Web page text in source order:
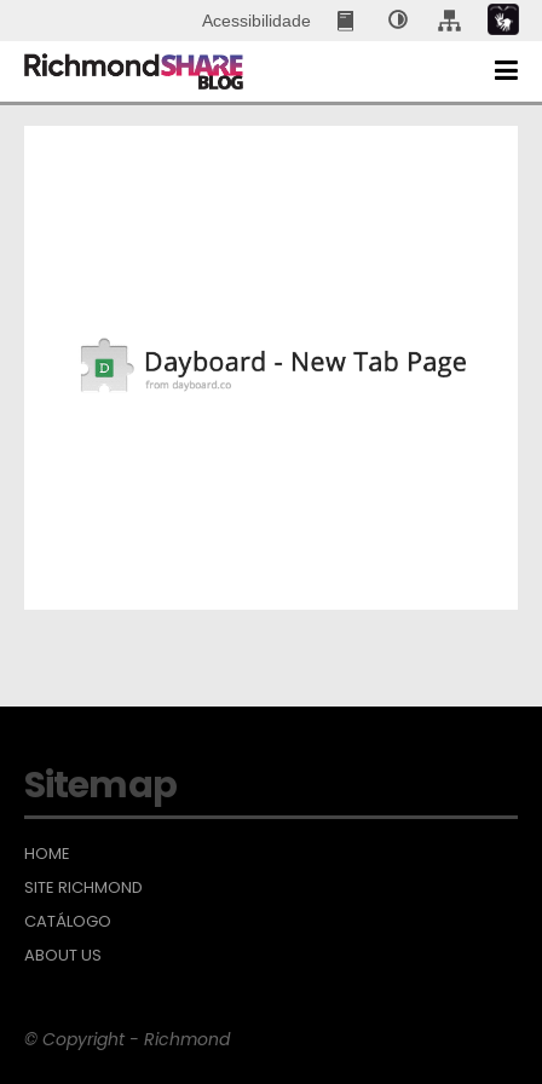
Acessibilidade
Sitemap
HOME
SITE RICHMOND
CATÁLOGO
ABOUT US
© Copyright - Richmond